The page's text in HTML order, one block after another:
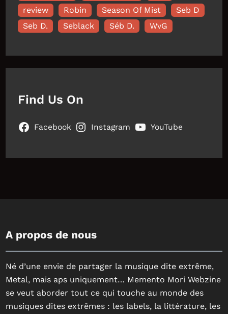
review
Robin Season Of Mist
Seb D
Seb D.
Seblack Séb D. WvG
Find Us On
Facebook Instagram YouTube
A propos de nous
Né d’une envie de partager la musique dite extrême,
Metal, mais aps uniquement… Memento Mori Webzine
se veut aborder tout ce qui touche au monde des
musiques dites extrêmes : les labels, la littérature, les